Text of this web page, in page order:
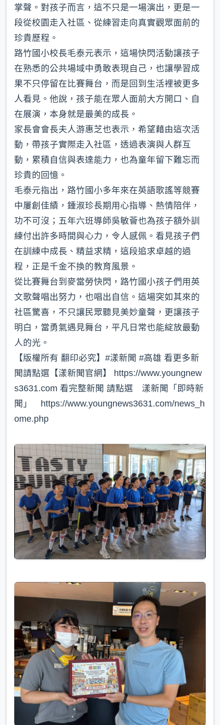
掌聲。對孩子而言，這不只是一場演出，更是一
段從校園走入社區、從練習走向真實觀眾面前的
珍貴歷程。
路竹國小校長毛泰元表示，這場快閃活動讓孩子
在熟悉的公共場域中勇敢表現自己，也讓學習成
果不只停留在比賽舞台，而是回到生活裡被更多
人看見。他說，孩子能在眾人面前大方開口、自
在展演，本身就是最美的成長。
家長會會長夫人游惠芝也表示，希望藉由這次活
動，帶孩子實際走入社區，透過表演與人群互
動，累積自信與表達能力，也為童年留下難忘而
珍貴的回憶。
毛泰元指出，路竹國小多年來在英語歌謠等競賽
中屢創佳績，鍾淑珍長期用心指導、熱情陪伴，
功不可沒；五年六班導師吳敏薈也為孩子額外訓
練付出許多時間與心力，令人感佩。看見孩子們
在訓練中成長、精益求精，這段追求卓越的過
程，正是千金不換的教育風景。
從比賽舞台到麥當勞快閃，路竹國小孩子們用英
文歌聲唱出努力，也唱出自信。這場突如其來的
社區驚喜，不只讓民眾聽見美妙童聲，更讓孩子
明白，當勇氣遇見舞台，平凡日常也能綻放最動
人的光。
【版權所有 翻印必究】#漾新聞 #高雄 看更多新
聞請點選【漾新聞官網】 https://www.youngnew
s3631.com 看完整新聞 請點選 漾新聞「即時新
聞」 https://www.youngnews3631.com/news_h
ome.php